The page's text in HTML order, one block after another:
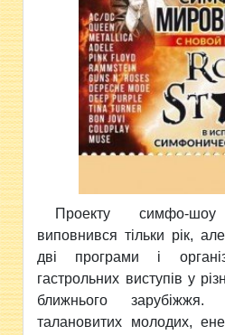
Проекту симфо-
виповнився тільки рік,
дві програми і
гастрольних виступів у
ближнього
талановитих молодих,